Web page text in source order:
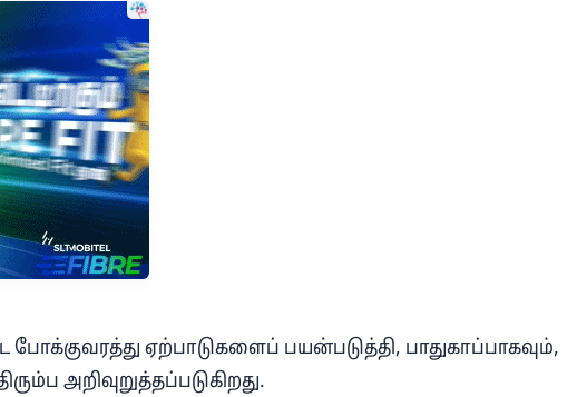
ஏற்பாடுகளைப் பயன்படுத்தி, பாதுகாப்பாகவும்,
அறிவுறுத்தப்படுகிறது.